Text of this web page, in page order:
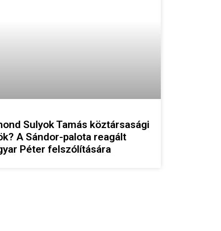
Sulyok Tamás köztársasági
A Sándor-palota reagált
Péter felszólítására